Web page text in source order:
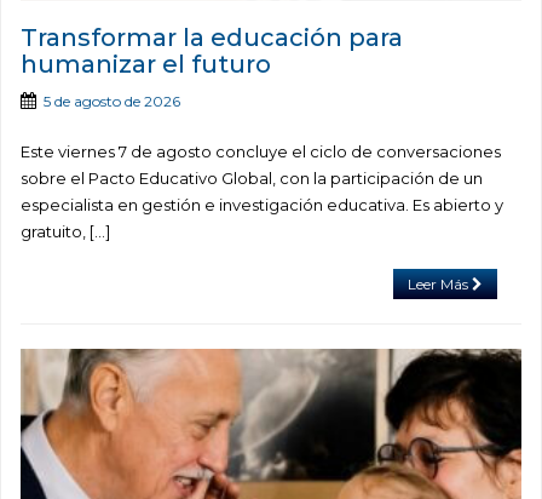
Transformar la educación para
humanizar el futuro
5 de agosto de 2026
Este viernes 7 de agosto concluye el ciclo de conversaciones
sobre el Pacto Educativo Global, con la participación de un
especialista en gestión e investigación educativa. Es abierto y
gratuito, […]
Leer Más